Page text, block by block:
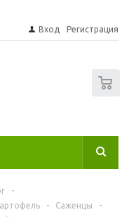
Вход Регистрация
-
- Саженцы
-